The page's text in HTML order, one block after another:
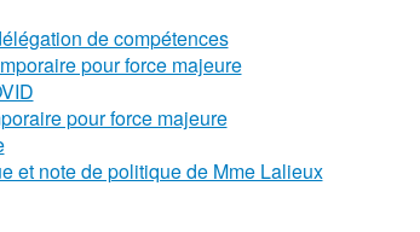
de compétences
pour force majeure
pour force majeure
et note de politique de Mme Lalieux